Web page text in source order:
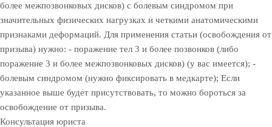
более межпозвонковых дисков) с болевым синдромом при
значительных физических нагрузках и четкими анатомическими
признаками деформаций. Для применения статьи (освобождения от
призыва) нужно: - поражение тел 3 и более позвонков (либо
поражение 3 и более межпозвонковых дисков) (у вас имеется); -
болевым синдромом (нужно фиксировать в медкарте); Если
указанное выше будет присутствовать, то можно бороться за
освобождение от призыва.
Консультация юриста